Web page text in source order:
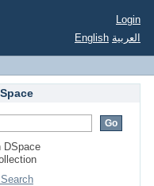
Login
English العربية
DSpace